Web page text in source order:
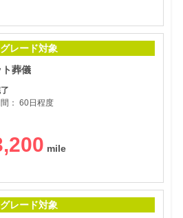
グレード対象
葬儀
： 60日程度
グレード対象